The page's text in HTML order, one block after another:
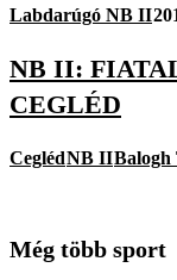
Labdarúgó NB II
NB II:
CEGLÉD
CeglédNB IIBalogh
Még több sport